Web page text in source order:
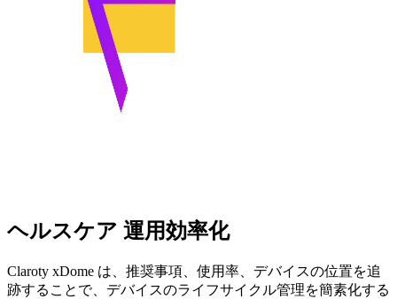
ヘルスケア 運用効率化
Claroty xDome は、推奨事項、使用率、デバイスの位置を追
跡することで、デバイスのライフサイクル管理を簡素化する